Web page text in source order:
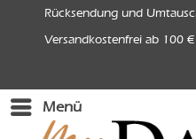
Rücksendung und
Versandkostenfrei ab 100
Menü